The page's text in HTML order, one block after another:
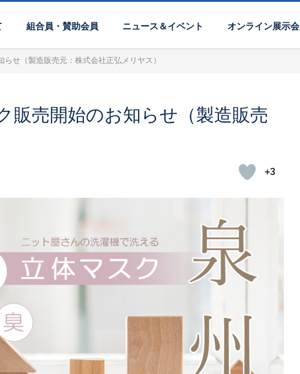
組合員・賛助会員 ニュース＆イベント オンライン展示会
せ（製造販売元：株式会社正弘メリヤス）
販売開始のお知らせ（製造販売
+3